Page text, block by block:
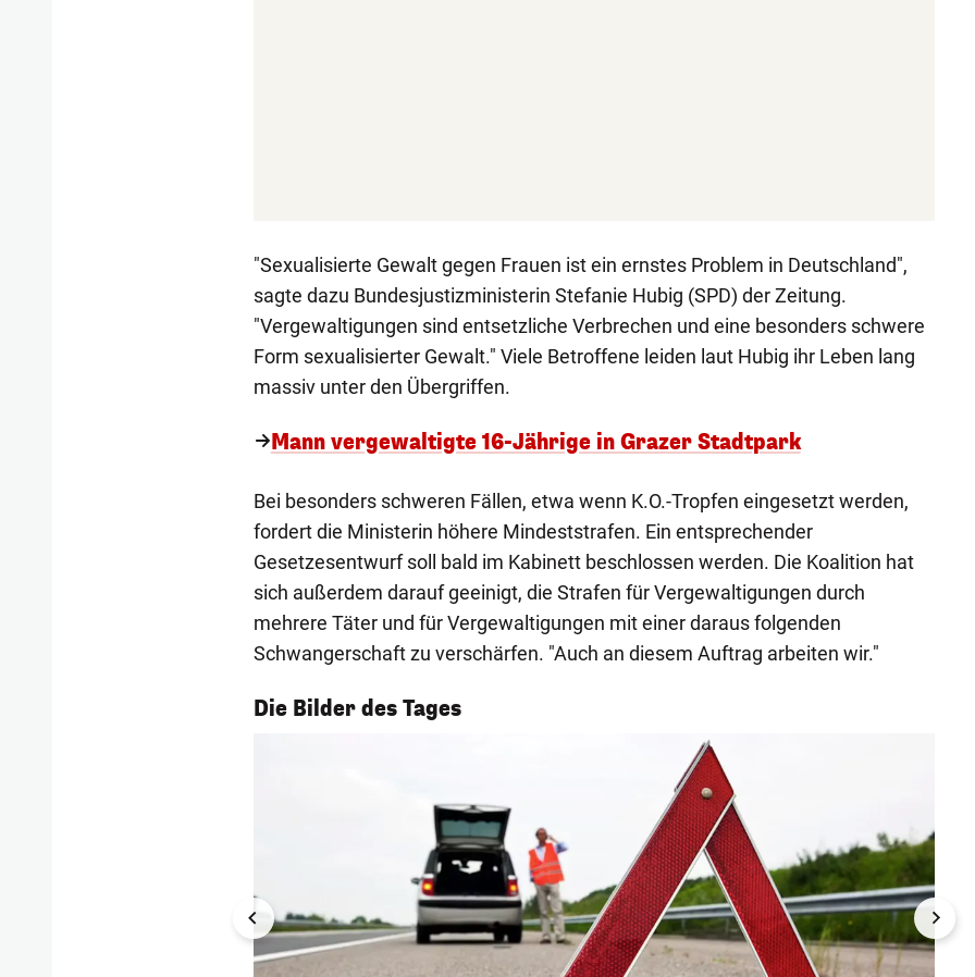
"Sexualisierte Gewalt gegen Frauen ist ein ernstes Problem in Deutschland",
sagte dazu Bundesjustizministerin Stefanie Hubig (SPD) der Zeitung.
"Vergewaltigungen sind entsetzliche Verbrechen und eine besonders schwere
Form sexualisierter Gewalt." Viele Betroffene leiden laut Hubig ihr Leben lang
massiv unter den Übergriffen.
Mann vergewaltigte 16-Jährige in Grazer Stadtpark
Bei besonders schweren Fällen, etwa wenn K.O.-Tropfen eingesetzt werden,
fordert die Ministerin höhere Mindeststrafen. Ein entsprechender
Gesetzesentwurf soll bald im Kabinett beschlossen werden. Die Koalition hat
sich außerdem darauf geeinigt, die Strafen für Vergewaltigungen durch
mehrere Täter und für Vergewaltigungen mit einer daraus folgenden
Schwangerschaft zu verschärfen. "Auch an diesem Auftrag arbeiten wir."
Die Bilder des Tages
1/57